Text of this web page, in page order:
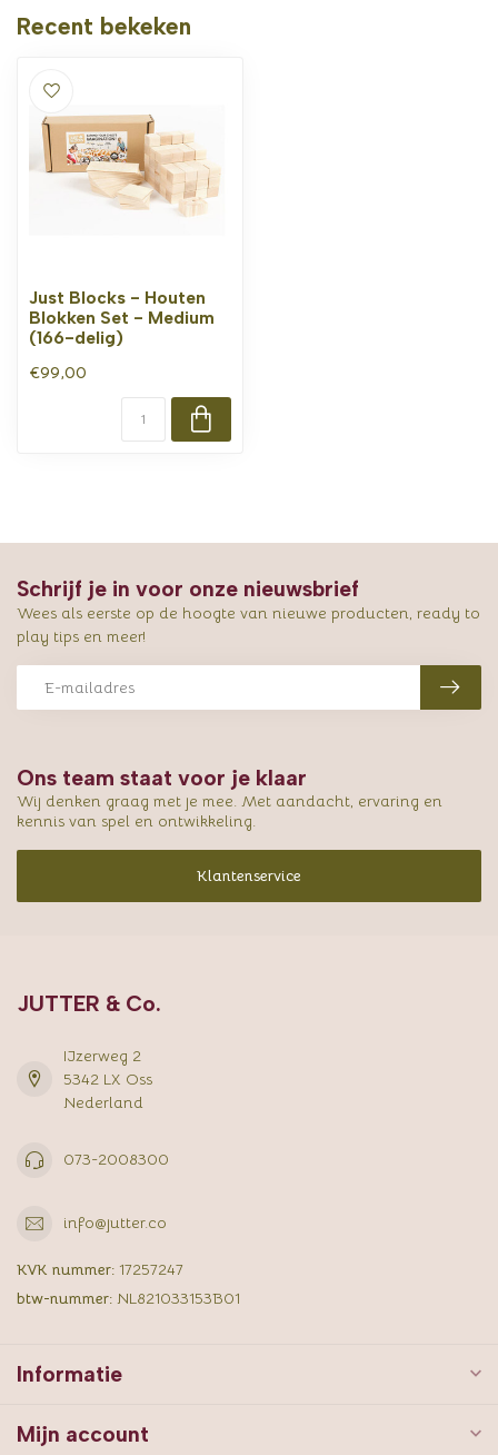
Recent bekeken
Just Blocks - Houten
Blokken Set - Medium
(166-delig)
€99,00
Ons team staat voor je klaar
Wij denken graag met je mee. Met aandacht, ervaring en
kennis van spel en ontwikkeling.
Klantenservice
Schrijf je in voor onze nieuwsbrief
Wees als eerste op de hoogte van nieuwe producten, ready to
play tips en meer!
JUTTER & Co.
IJzerweg 2
5342 LX Oss
Nederland
073-2008300
info@jutter.co
KVK nummer: 17257247
btw-nummer: NL821033153B01
Informatie
Mijn account